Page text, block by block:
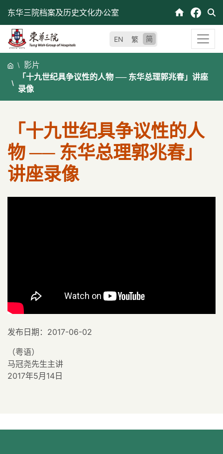
东华三院档案及历史文化办公室
EN 繁 简
影片
「十九世纪具争议性的人物 ── 东华总理郭兆春」讲座
录像
「十九世纪具争议性的人
物 ── 东华总理郭兆春」
讲座录像
发布日期：2017-06-02
（粤语）
马冠尧先生主讲
2017年5月14日